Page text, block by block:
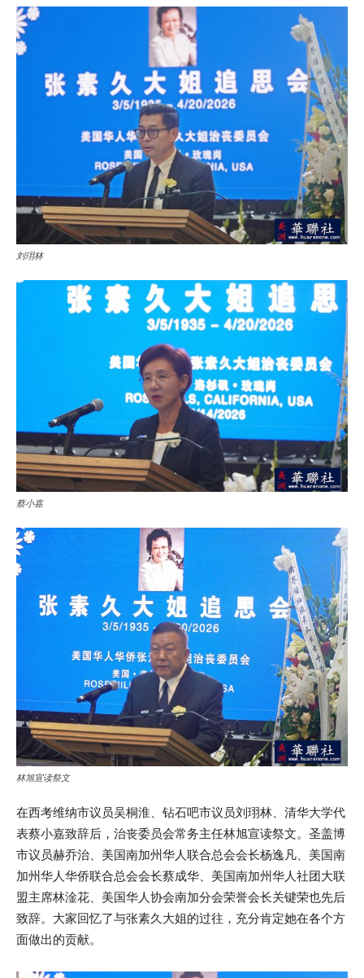
刘珝林
蔡小嘉
林旭宣读祭文
在西考维纳市议员吴桐淮、钻石吧市议员刘珝林、清华大学代
表蔡小嘉致辞后，治丧委员会常务主任林旭宣读祭文。圣盖博
市议员赫乔治、美国南加州华人联合总会会长杨逸凡、美国南
加州华人华侨联合总会会长蔡成华、美国南加州华人社团大联
盟主席林淦花、美国华人协会南加分会荣誉会长关键荣也先后
致辞。大家回忆了与张素久大姐的过往，充分肯定她在各个方
面做出的贡献。